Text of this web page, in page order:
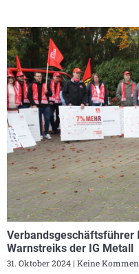
Verbandsgeschäftsführer
Warnstreiks der IG Metall
31. Oktober 2024 Keine